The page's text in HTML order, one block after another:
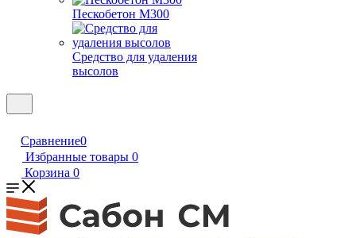
Пескобетон М300
Средство для удаления
высолов
Сравнение0
Избранные товары 0
Корзина 0